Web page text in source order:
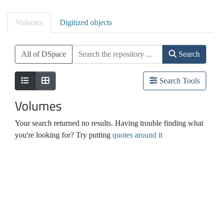
Volumes Digitized objects
All of DSpace Search
Search Tools
Volumes
Your search returned no results. Having trouble finding what
you're looking for? Try putting quotes around it